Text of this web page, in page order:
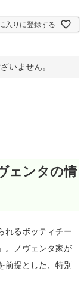
入りに登録する
いません。
ェンタの情
れるボッティチー
。ノヴェンタ家が
前提とした、特別